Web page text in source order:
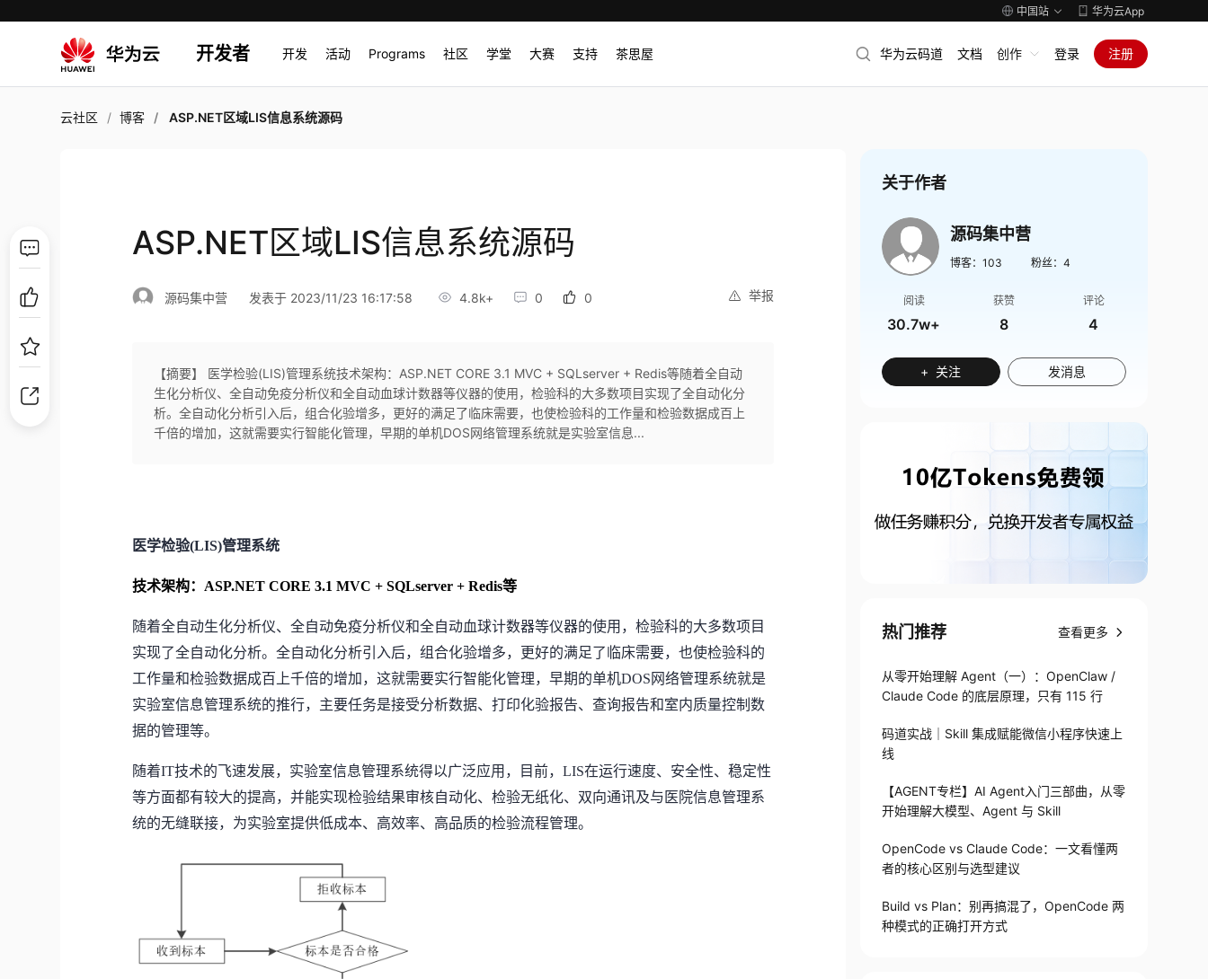
中国站 华为云App
开发者 开发 活动 Programs 社区 学堂 大赛 支持 茶思屋 华为云码道 文档 创作 登录 注册
云社区 博客 ASP.NET区域LIS信息系统源码
ASP.NET区域LIS信息系统源码
举报
源码集中营 发表于 2023/11/23 16:17:58 4.8k+ 0 0
【摘要】 医学检验(LIS)管理系统技术架构：ASP.NET CORE 3.1 MVC + SQLserver + Redis等随着全自动
生化分析仪、全自动免疫分析仪和全自动血球计数器等仪器的使用，检验科的大多数项目实现了全自动化分
析。全自动化分析引入后，组合化验增多，更好的满足了临床需要，也使检验科的工作量和检验数据成百上
千倍的增加，这就需要实行智能化管理，早期的单机DOS网络管理系统就是实验室信息...
医学检验(LIS)管理系统
技术架构：ASP.NET CORE 3.1 MVC + SQLserver + Redis等
随着全自动生化分析仪、全自动免疫分析仪和全自动血球计数器等仪器的使用，检验科的大多数项目
实现了全自动化分析。全自动化分析引入后，组合化验增多，更好的满足了临床需要，也使检验科的
工作量和检验数据成百上千倍的增加，这就需要实行智能化管理，早期的单机DOS网络管理系统就是
实验室信息管理系统的推行，主要任务是接受分析数据、打印化验报告、查询报告和室内质量控制数
据的管理等。
随着IT技术的飞速发展，实验室信息管理系统得以广泛应用，目前，LIS在运行速度、安全性、稳定性
等方面都有较大的提高，并能实现检验结果审核自动化、检验无纸化、双向通讯及与医院信息管理系
统的无缝联接，为实验室提供低成本、高效率、高品质的检验流程管理。
关于作者
源码集中营
博客： 103 粉丝： 4
阅读
30.7w+
获赞
8
评论
4
+ 关注 发消息
热门推荐 查看更多
从零开始理解 Agent（一）：OpenClaw /
Claude Code 的底层原理，只有 115 行
码道实战｜Skill 集成赋能微信小程序快速上
线
【AGENT专栏】AI Agent入门三部曲，从零
开始理解大模型、Agent 与 Skill
OpenCode vs Claude Code：一文看懂两
者的核心区别与选型建议
Build vs Plan：别再搞混了，OpenCode 两
种模式的正确打开方式